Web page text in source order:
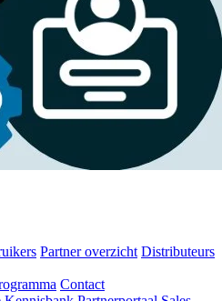
Partner overzicht Distributeurs
Contact